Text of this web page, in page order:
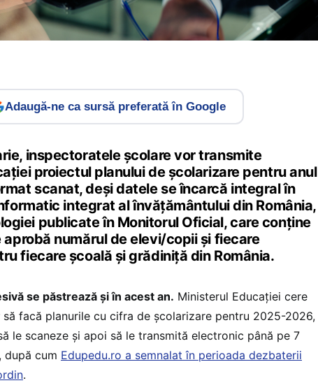
Adaugă-ne ca sursă preferată în Google
inspectoratele școlare vor transmite
proiectul planului de școlarizare pentru anul
scanat, deși datele se încarcă integral în
integrat al învățământului din România,
publicate în Monitorul Oficial, care conține
aprobă numărul de elevi/copii și fiecare
fiecare școală și grădiniță din România.
se păstrează și în acest an. Ministerul Educației cere
facă planurile cu cifra de școlarizare pentru 2025-2026,
le scaneze și apoi să le transmită electronic până pe 7
după cum Edupedu.ro a semnalat în perioada dezbaterii
.